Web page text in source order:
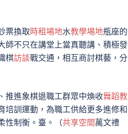
票換取時租場地水教學場地瓶座的
師不只在講堂上當真聽講、積極發
棋訪談戰交通，相互商討棋藝，分
推進象棋退職工群眾中煥收舞蹈教
培訓運動，為職工供給更多進修和
性制衡。臺。（共享空間萬文禮